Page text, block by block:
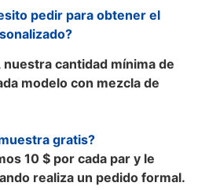
pedir para obtener el
cantidad mínima de
modelo con mezcla de
gratis?
10 $ por cada par y le
realiza un pedido formal.